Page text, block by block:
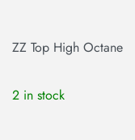
ZZ Top High Octane
2 in stock